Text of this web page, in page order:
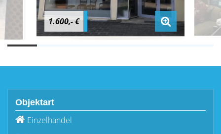
1.600,- €
Objektart
Einzelhandel